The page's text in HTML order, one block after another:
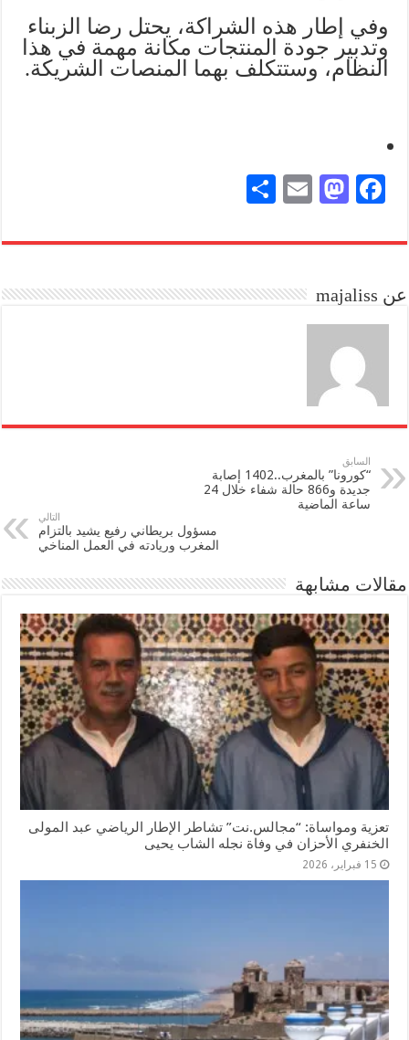
وفي إطار هذه الشراكة، يحتل رضا الزبناء
وتدبير جودة المنتجات مكانة مهمة في هذا
النظام، وستتكلف بهما المنصات الشريكة.
Fa
bo
M
to
n
E
ail
re
عن majaliss
السابق
“كورونا” بالمغرب..1402 إصابة
جديدة و866 حالة شفاء خلال 24
ساعة الماضية
التالي
مسؤول بريطاني رفيع يشيد بالتزام
المغرب وريادته في العمل المناخي
مقالات مشابهة
تعزية ومواساة: “مجالس.نت” تشاطر الإطار الرياضي عبد المولى
الخنفري الأحزان في وفاة نجله الشاب يحيى
15 فبراير، 2026